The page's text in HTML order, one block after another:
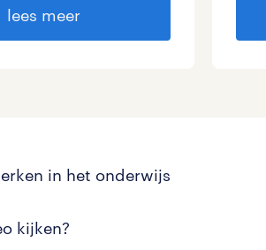
lees meer
in het onderwijs
kijken?